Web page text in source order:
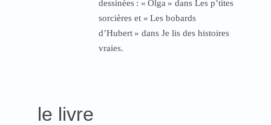
dessinées : « Olga » dans Les p’tites
sorcières et « Les bobards
d’Hubert » dans Je lis des histoires
vraies.
le livre